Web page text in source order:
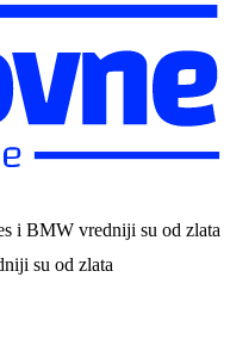
i BMW vredniji su od zlata
su od zlata